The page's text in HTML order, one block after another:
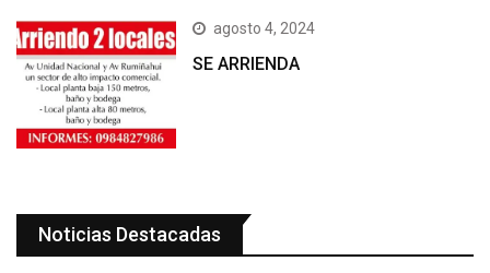
agosto 4, 2024
SE ARRIENDA
Noticias Destacadas